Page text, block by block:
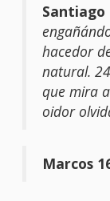
Santiago
hacedor
natural.
que mira
oidor
Marcos